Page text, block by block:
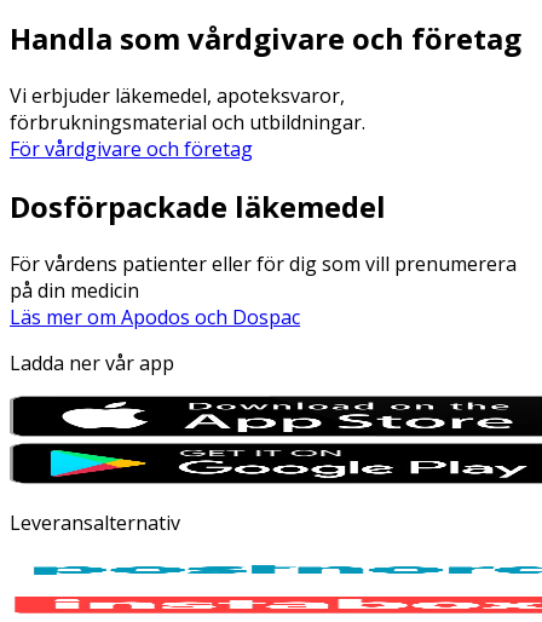
Handla som vårdgivare och företag
Vi erbjuder läkemedel, apoteksvaror,
förbrukningsmaterial och utbildningar.
För vårdgivare och företag
Dosförpackade läkemedel
För vårdens patienter eller för dig som vill prenumerera
på din medicin
Läs mer om Apodos och Dospac
Ladda ner vår app
Leveransalternativ